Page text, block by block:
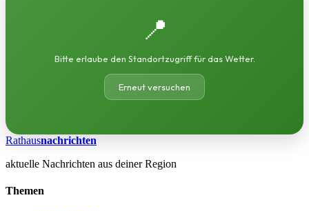
📍
Bitte erlaube den Standortzugriff für das Wetter.
Erneut versuchen
Rathausnachrichten
aktuelle Nachrichten aus deiner Region
Themen